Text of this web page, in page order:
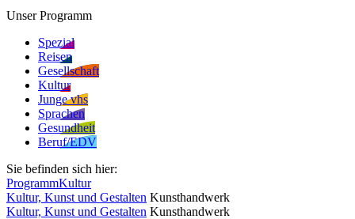
Unser Programm
Spezial
Reisen
Gesellschaft
Kultur
Junge vhs
Sprachen
Gesundheit
Beruf/EDV
Sie befinden sich hier:
ProgrammKultur
Kultur, Kunst und Gestalten Kunsthandwerk
Kultur, Kunst und Gestalten Kunsthandwerk